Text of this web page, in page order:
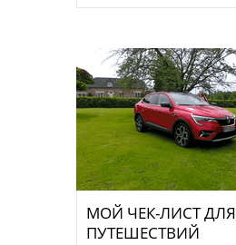
МОЙ ЧЕК-ЛИСТ ДЛЯ
ПУТЕШЕСТВИЙ